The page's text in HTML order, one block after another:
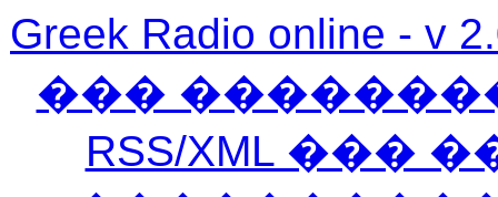
Greek Radio
���
RSS/XML